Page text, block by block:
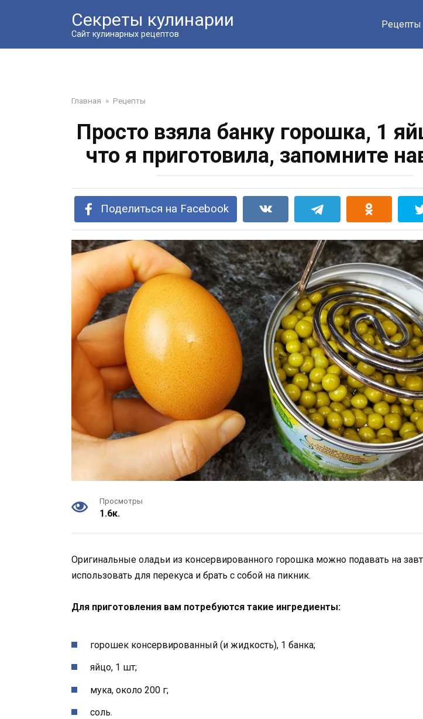
Секреты кулинарии
Сайт кулинарных рецептов
Рецепты
Главная » Рецепты
Просто взяла банку горошка, 1
что я приготовила, запомните
Поделиться на Facebook
Просмотры
1.6к.
Оригинальные оладьи из консервированного горошка можно подавать на
использовать для перекуса и брать с собой на пикник.
Для приготовления вам потребуются такие ингредиенты:
горошек консервированный (и жидкость), 1 банка;
яйцо, 1 шт;
мука, около 200 г;
соль.